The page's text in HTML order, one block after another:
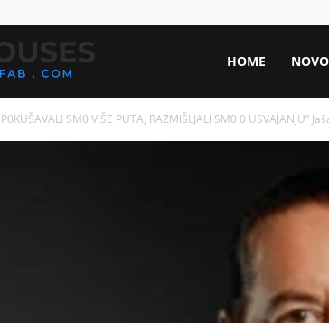
HOME NOVO
P0KUŠAVALI SM0 VlŠE PUTA, RAZMlŠLJALl SM0 0 USVAJANJU”